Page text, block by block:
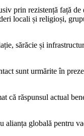
prin rezistență față
locali și religioși,
sărăcie și
sunt urmărite în
răspunsul actual
globală pentru